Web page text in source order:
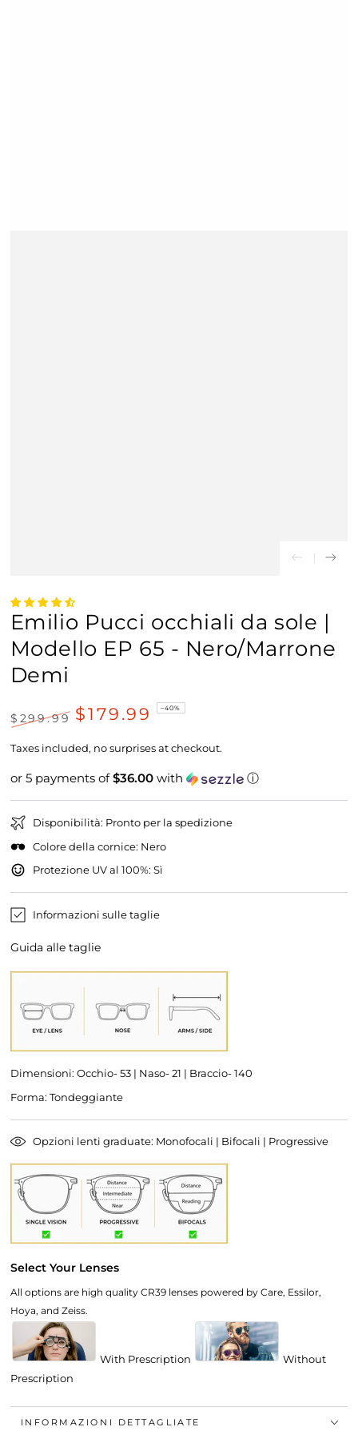
Emilio Pucci occhiali da sole |
Modello EP 65 - Nero/Marrone
Demi
regolare
$299.99
prezzo
liquidazione
$179.99 –40%
Taxes included, no surprises at checkout.
or 5 payments of$36.00with ⓘ
Disponibilità: Pronto per la spedizione
Colore della cornice: Nero
Protezione UV al 100%: Sì
Informazioni sulle taglie
Guida alle taglie
Dimensioni: Occhio- 53 | Naso- 21 | Braccio- 140
Forma: Tondeggiante
Opzioni lenti graduate: Monofocali | Bifocali | Progressive
Select Your Lenses
All options are high quality CR39 lenses powered by Care, Essilor,
Hoya, and Zeiss.
With Prescription
Without
Prescription
INFORMAZIONI DETTAGLIATE